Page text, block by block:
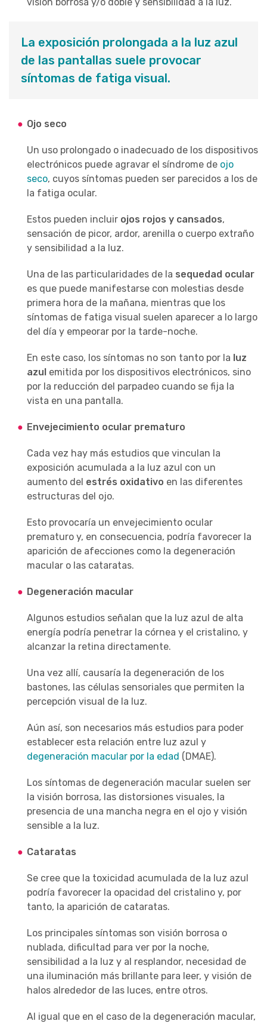
La exposición prolongada a la luz azul
de las pantallas suele provocar
síntomas de fatiga visual.
Ojo seco
Un uso prolongado o inadecuado de los dispositivos
electrónicos puede agravar el síndrome de ojo
seco, cuyos síntomas pueden ser parecidos a los de
la fatiga ocular.
Estos pueden incluir ojos rojos y cansados,
sensación de picor, ardor, arenilla o cuerpo extraño
y sensibilidad a la luz.
Una de las particularidades de la sequedad ocular
es que puede manifestarse con molestias desde
primera hora de la mañana, mientras que los
síntomas de fatiga visual suelen aparecer a lo largo
del día y empeorar por la tarde-noche.
En este caso, los síntomas no son tanto por la luz
azul emitida por los dispositivos electrónicos, sino
por la reducción del parpadeo cuando se fija la
vista en una pantalla.
Envejecimiento ocular prematuro
Cada vez hay más estudios que vinculan la
exposición acumulada a la luz azul con un
aumento del estrés oxidativo en las diferentes
estructuras del ojo.
Esto provocaría un envejecimiento ocular
prematuro y, en consecuencia, podría favorecer la
aparición de afecciones como la degeneración
macular o las cataratas.
Degeneración macular
Algunos estudios señalan que la luz azul de alta
energía podría penetrar la córnea y el cristalino, y
alcanzar la retina directamente.
Una vez allí, causaría la degeneración de los
bastones, las células sensoriales que permiten la
percepción visual de la luz.
Aún así, son necesarios más estudios para poder
establecer esta relación entre luz azul y
degeneración macular por la edad (DMAE).
Los síntomas de degeneración macular suelen ser
la visión borrosa, las distorsiones visuales, la
presencia de una mancha negra en el ojo y visión
sensible a la luz.
Cataratas
Se cree que la toxicidad acumulada de la luz azul
podría favorecer la opacidad del cristalino y, por
tanto, la aparición de cataratas.
Los principales síntomas son visión borrosa o
nublada, dificultad para ver por la noche,
sensibilidad a la luz y al resplandor, necesidad de
una iluminación más brillante para leer, y visión de
halos alrededor de las luces, entre otros.
Al igual que en el caso de la degeneración macular,